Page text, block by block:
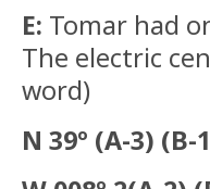
E: Tomar had
The electric
word)
N 39º (A-3) (B-